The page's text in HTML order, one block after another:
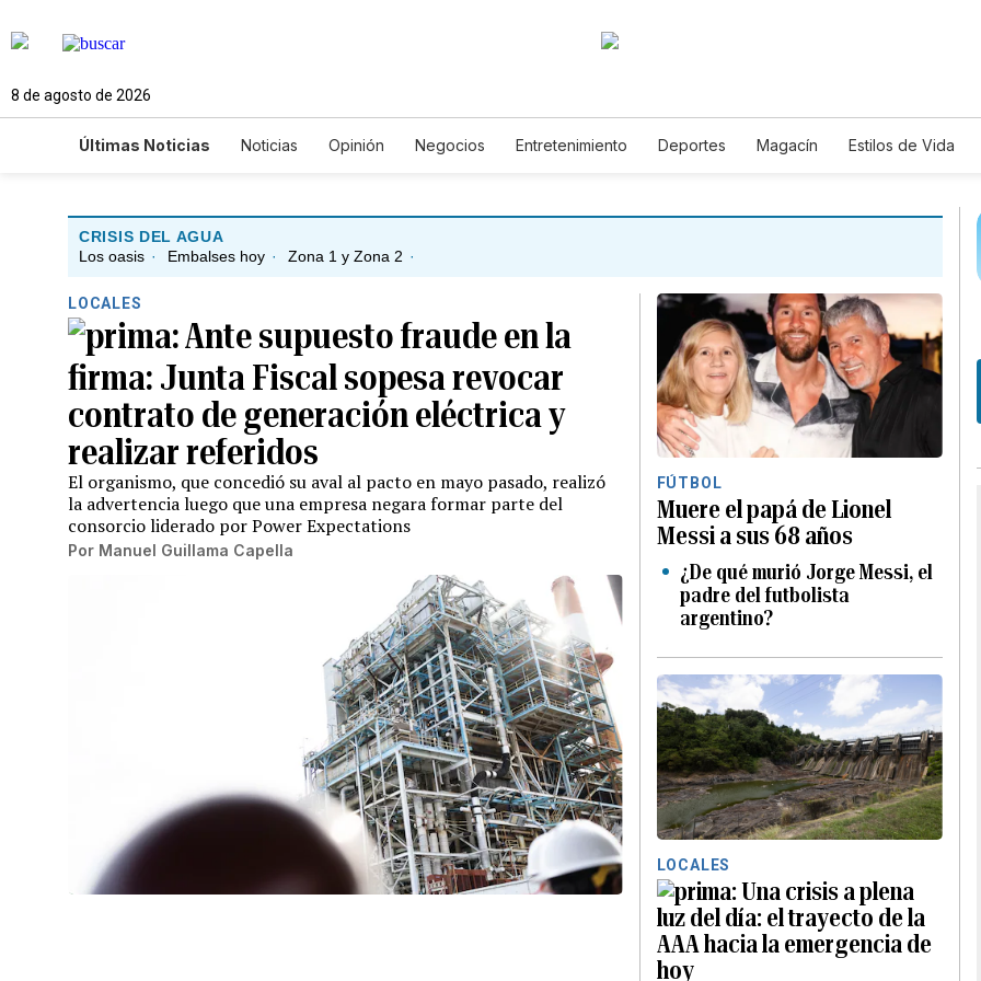
8 de agosto de 2026
Últimas Noticias Noticias Opinión Negocios Entretenimiento Deportes Magacín Estilos de Vida
CRISIS DEL AGUA
Los oasis · Embalses hoy · Zona 1 y Zona 2 ·
LOCALES
Ante supuesto fraude en la
firma: Junta Fiscal sopesa revocar
contrato de generación eléctrica y
realizar referidos
El organismo, que concedió su aval al pacto en mayo pasado, realizó
la advertencia luego que una empresa negara formar parte del
consorcio liderado por Power Expectations
Por Manuel Guillama Capella
FÚTBOL
Muere el papá de Lionel
Messi a sus 68 años
¿De qué murió Jorge Messi, el
padre del futbolista
argentino?
LOCALES
Una crisis a plena
luz del día: el trayecto de la
AAA hacia la emergencia de
hoy